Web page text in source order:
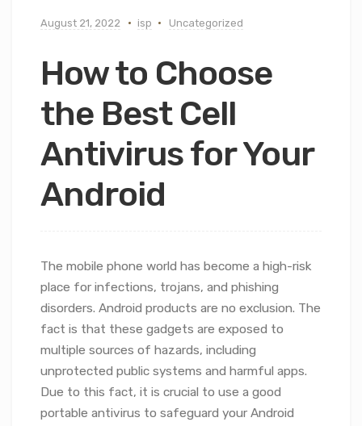
August 21, 2022 isp Uncategorized
How to Choose
the Best Cell
Antivirus for Your
Android
The mobile phone world has become a high-risk
place for infections, trojans, and phishing
disorders. Android products are no exclusion. The
fact is that these gadgets are exposed to
multiple sources of hazards, including
unprotected public systems and harmful apps.
Due to this fact, it is crucial to use a good
portable antivirus to safeguard your Android